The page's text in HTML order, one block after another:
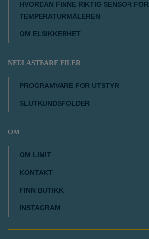
HVORDAN FINNE RIKTIG SENSOR FOR
TEMPERATURMÅLEREN
OM ELSIKKERHET
NEDLASTBARE FILER
PROGRAMVARE FOR UTSTYR
SLUTKUNDSFOLDER
OM
OM LIMIT
KONTAKT
FINN BUTIKK
INSTAGRAM